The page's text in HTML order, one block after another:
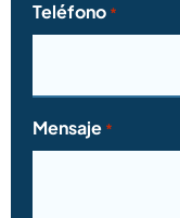
Teléfono *
Mensaje *